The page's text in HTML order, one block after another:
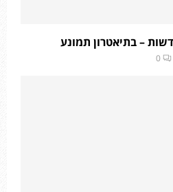
– בתיאטרון תמונע
0